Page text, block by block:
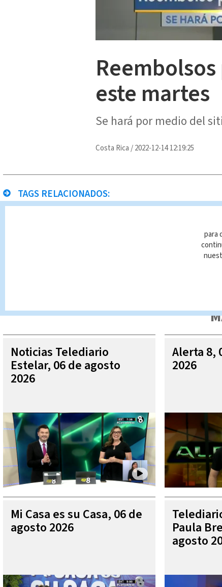
este martes
Se hará por medio del
Costa Rica /2022-12-14 12:19:25
TAGS RELACIONADOS:
Queda prohibida la reproducción total o parcial del
autorizada constituye una infracción y un delito de
Noticias Telediario
Estelar, 06 de agosto
2026
Alerta 8,
2026
Mi Casa es su Casa, 06 de
agosto 2026 Paula
agosto
para